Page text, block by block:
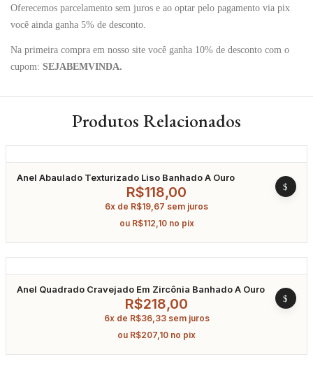
Oferecemos parcelamento sem juros e ao optar pelo pagamento via pix
você ainda ganha 5% de desconto.
Na primeira compra em nosso site você ganha 10% de desconto com o
cupom: SEJABEMVINDA.
Produtos Relacionados
Anel Abaulado Texturizado Liso Banhado A Ouro
R$118,00
6x de R$19,67 sem juros
ou R$112,10 no pix
Anel Quadrado Cravejado Em Zircônia Banhado A Ouro
R$218,00
6x de R$36,33 sem juros
ou R$207,10 no pix